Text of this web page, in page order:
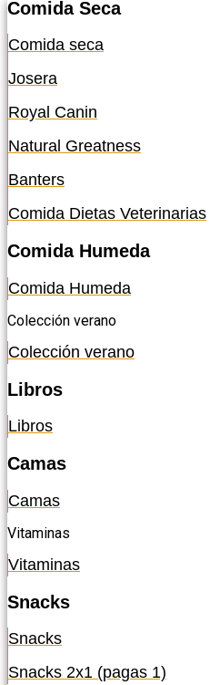
Comida Seca
Comida seca
Josera
Royal Canin
Natural Greatness
Banters
Comida Dietas Veterinarias
Comida Humeda
Comida Humeda
Colección verano
Colección verano
Libros
Libros
Camas
Camas
Vitaminas
Vitaminas
Snacks
Snacks
Snacks 2x1 (pagas 1)